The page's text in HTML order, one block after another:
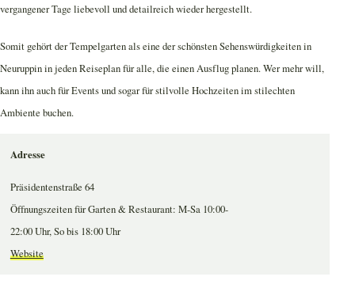
vergangener Tage liebevoll und detailreich wieder hergestellt.
Somit gehört der Tempelgarten als eine der schönsten Sehenswürdigkeiten in
Neuruppin in jeden Reiseplan für alle, die einen Ausflug planen. Wer mehr will,
kann ihn auch für Events und sogar für stilvolle Hochzeiten im stilechten
Ambiente buchen.
Adresse
Präsidentenstraße 64
Öffnungszeiten für Garten & Restaurant: M-Sa 10:00-
22:00 Uhr, So bis 18:00 Uhr
Website